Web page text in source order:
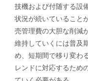
技機および付随する設
状況が続いていること
売管理費の大胆な削減
維持していくには普及
め、短期間で移り変わ
レンドに対応するため